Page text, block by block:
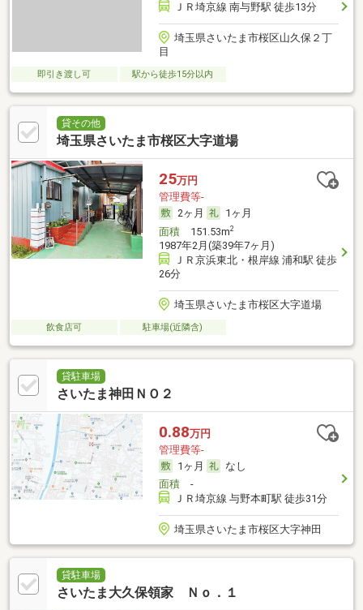
ＪＲ埼京線 南与野駅 徒歩13分
埼玉県さいたま市桜区山久保２丁
目
即引き渡し可 駅から徒歩15分以内
貸その他
埼玉県さいたま市桜区大字道場
25万円
管理費等-
2ヶ月
1ヶ月
面積151.53m2
1987年2月(築39年7ヶ月)
ＪＲ京浜東北・根岸線 浦和駅 徒歩
26分
埼玉県さいたま市桜区大字道場
飲食店可 駐車場(近隣含)
貸駐車場
さいたま神田ＮＯ２
0.88万円
管理費等-
1ヶ月
なし
面積-
ＪＲ埼京線 与野本町駅 徒歩31分
埼玉県さいたま市桜区大字神田
貸駐車場
さいたま大久保領家 Ｎｏ．１